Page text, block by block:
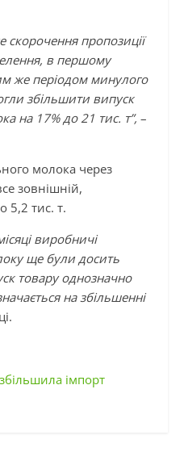
скорочення пропозиції
в першому
же періодом минулого
збільшити випуск
на 17% до 21 тис. т”, –
молока через
зовнішній,
5,2 тис. т.
виробничі
ще були досить
товару однозначно
на збільшенні
імпорт